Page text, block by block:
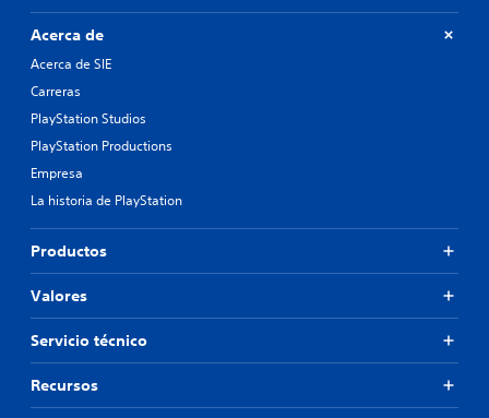
Acerca de
Acerca de SIE
Carreras
PlayStation Studios
PlayStation Productions
Empresa
La historia de PlayStation
Productos
Valores
Servicio técnico
Recursos